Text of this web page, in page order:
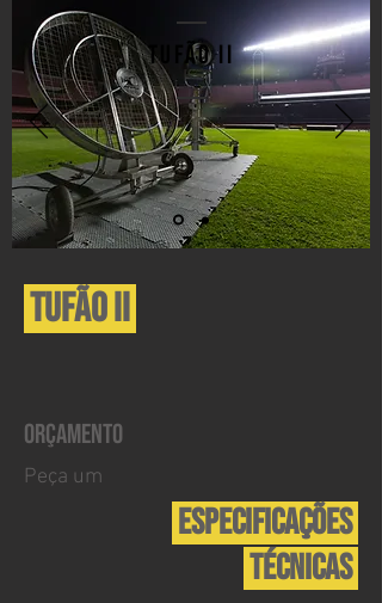
Tufão II
TUFÃO II
ORÇAMENTO
Peça um
Especificações
Técnicas